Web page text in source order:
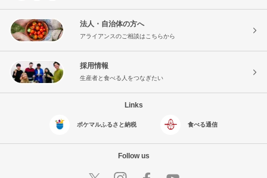
法人・自治体の方へ
アライアンスのご相談はこちらから
採用情報
生産者と食べる人をつなぎたい
Links
ポケマルふるさと納税 食べる通信
Follow us